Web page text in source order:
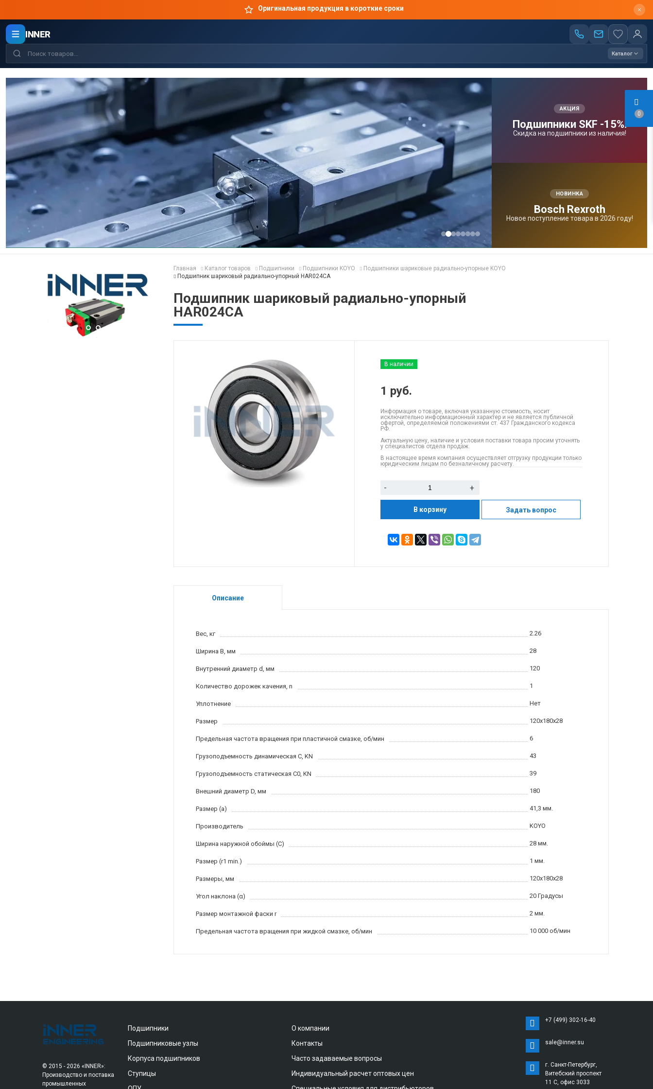
0
Оригинальная продукция в короткие сроки
INNER
Каталог
АКЦИЯ
Подшипники SKF -15%!
Скидка на подшипники из наличия!
НОВИНКА
Bosсh Rexroth
Новое поступление товара в 2026 году!
Главная Каталог товаров Подшипники Подшипники KOYO
Подшипники шариковые радиально-упорные KOYO
Подшипник шариковый радиально-упорный HAR024CA
Подшипник шариковый радиально-упорный
HAR024CA
В наличии
1 руб.
Информация о товаре, включая указанную стоимость, носит
исключительно информационный характер и не является публичной
офертой, определяемой положениями ст. 437 Гражданского кодекса
РФ.
Актуальную цену, наличие и условия поставки товара просим уточнять
у специалистов отдела продаж.
В настоящее время компания осуществляет отгрузку продукции только
юридическим лицам по безналичному расчету.
- +
В корзину Задать вопрос
Описание
Вес, кг 2.26
Ширина B, мм 28
Внутренний диаметр d, мм 120
Количество дорожек качения, n 1
Уплотнение Нет
Размер 120x180x28
Предельная частота вращения при пластичной смазке, об/мин 6
Грузоподъемность динамическая C, KN 43
Грузоподъемность статическая C0, KN 39
Внешний диаметр D, мм 180
Размер (a) 41,3 мм.
Производитель KOYO
Ширина наружной обоймы (C) 28 мм.
Размер (r1 min.) 1 мм.
Размеры, мм 120x180x28
Угол наклона (α) 20 Градусы
Размер монтажной фаски r 2 мм.
Предельная частота вращения при жидкой смазке, об/мин 10 000 об/мин
© 2015 - 2026 «INNER»:
Производство и поставка
промышленных
Подшипники
Подшипниковые узлы
Корпуса подшипников
Ступицы
О компании
Контакты
Часто задаваемые вопросы
Индивидуальный расчет оптовых цен
+7 (499) 302-16-40
sale@inner.su
г. Санкт-Петербург,
Витебский проспект
11 С, офис 3033